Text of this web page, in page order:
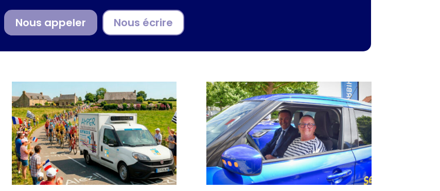
Nous appeler Nous écrire